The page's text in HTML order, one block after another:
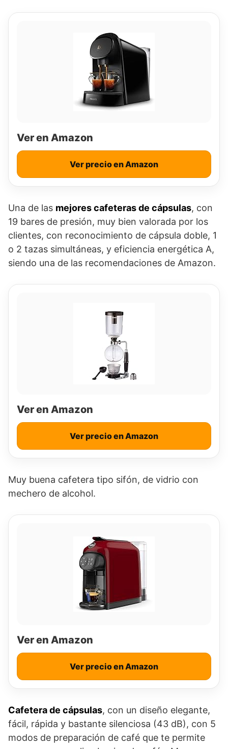
Ver en Amazon
Ver precio en Amazon
Una de las mejores cafeteras de cápsulas, con
19 bares de presión, muy bien valorada por los
clientes, con reconocimiento de cápsula doble, 1
o 2 tazas simultáneas, y eficiencia energética A,
siendo una de las recomendaciones de Amazon.
Ver en Amazon
Ver precio en Amazon
Muy buena cafetera tipo sifón, de vidrio con
mechero de alcohol.
Ver en Amazon
Ver precio en Amazon
Cafetera de cápsulas, con un diseño elegante,
fácil, rápida y bastante silenciosa (43 dB), con 5
modos de preparación de café que te permite